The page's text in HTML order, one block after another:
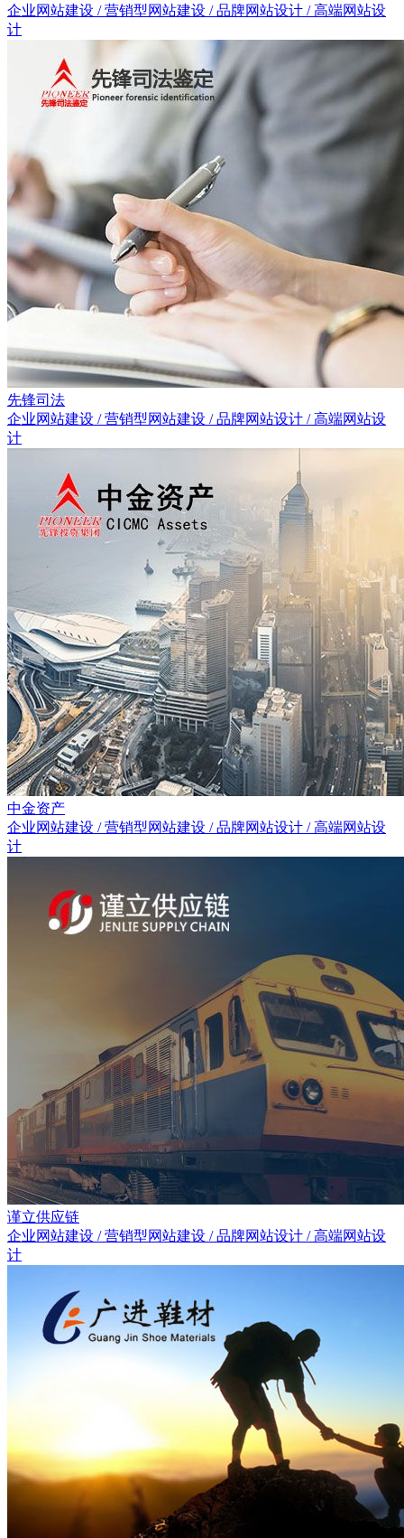
企业网站建设 / 营销型网站建设 / 品牌网站设计 / 高端网站设
计
先锋司法
企业网站建设 / 营销型网站建设 / 品牌网站设计 / 高端网站设
计
中金资产
企业网站建设 / 营销型网站建设 / 品牌网站设计 / 高端网站设
计
谨立供应链
企业网站建设 / 营销型网站建设 / 品牌网站设计 / 高端网站设
计